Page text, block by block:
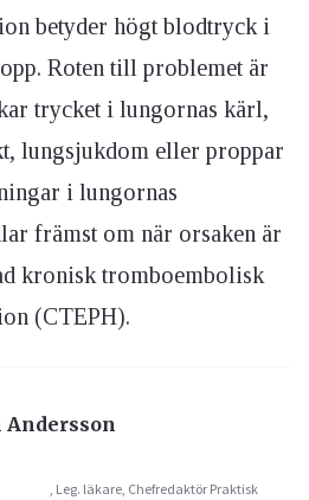
betyder högt blodtryck i
Roten till problemet är
trycket i lungornas kärl,
lungsjukdom eller proppar
i lungornas
främst om när orsaken är
kronisk tromboembolisk
(CTEPH).
, Leg. läkare, Chefredaktör Praktisk